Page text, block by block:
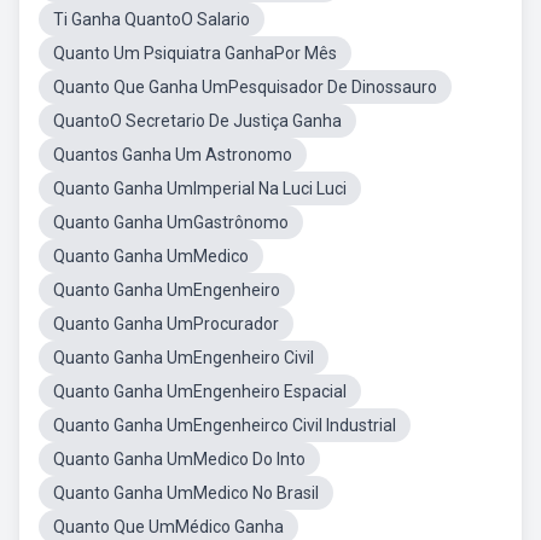
Ti Ganha QuantoO Salario
Quanto Um Psiquiatra GanhaPor Mês
Quanto Que Ganha UmPesquisador De Dinossauro
QuantoO Secretario De Justiça Ganha
Quantos Ganha Um Astronomo
Quanto Ganha UmImperial Na Luci Luci
Quanto Ganha UmGastrônomo
Quanto Ganha UmMedico
Quanto Ganha UmEngenheiro
Quanto Ganha UmProcurador
Quanto Ganha UmEngenheiro Civil
Quanto Ganha UmEngenheiro Espacial
Quanto Ganha UmEngenheirco Civil Industrial
Quanto Ganha UmMedico Do Into
Quanto Ganha UmMedico No Brasil
Quanto Que UmMédico Ganha